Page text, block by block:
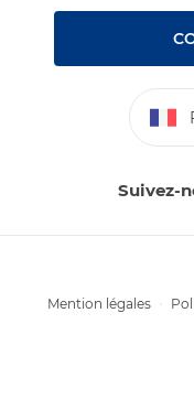
Les Bâtisseurs du
Rencontres
Suivez-
Mention légales